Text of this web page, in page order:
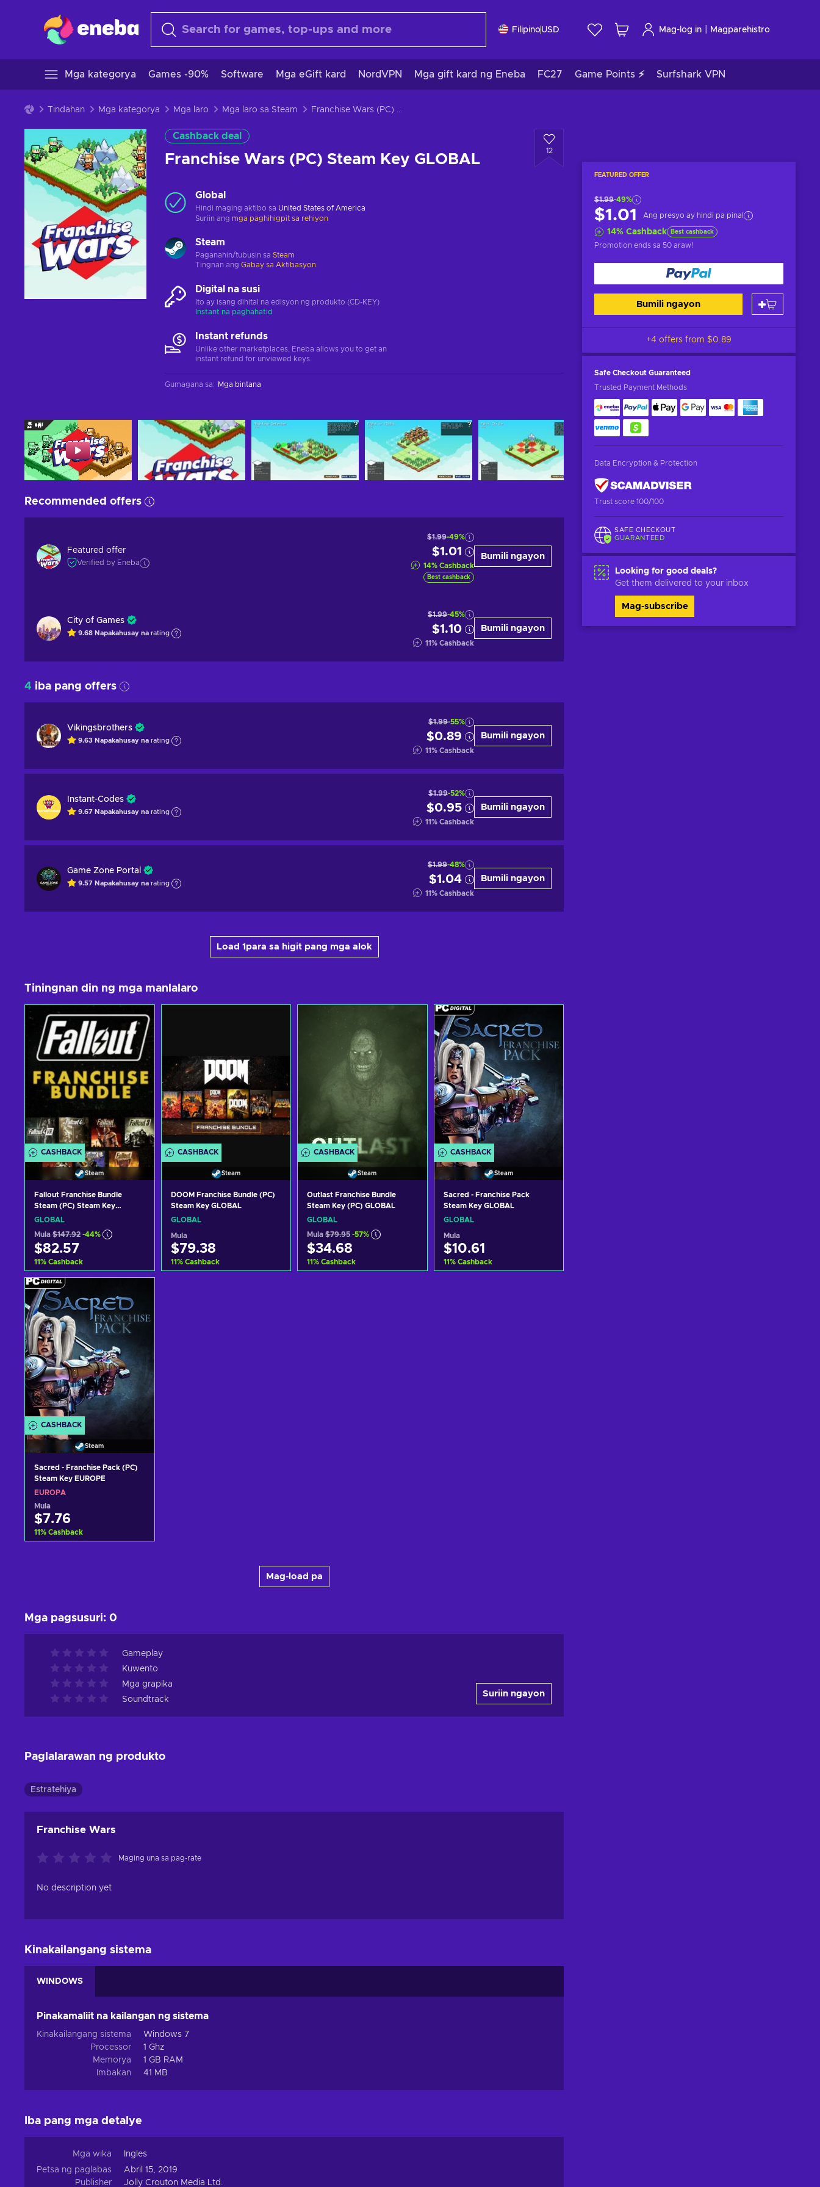
FilipinoUSD Mag-log in Magparehistro
Mga kategorya Games -90% Software Mga eGift kard NordVPN Mga gift kard ng Eneba FC27 Game Points ⚡ Surfshark VPN
Tindahan Mga kategorya Mga laro Mga laro sa Steam Franchise Wars (PC) Steam Key GLOBAL
Cashback deal
Franchise Wars (PC) Steam Key GLOBAL
12
FEATURED OFFER
$1.99-49%
$1.01 Ang presyo ay hindi pa pinal
14% Cashback Best cashback
Promotion ends sa 50 araw!
Bumili ngayon
+4 offers from $0.89
Safe Checkout Guaranteed
Trusted Payment Methods
Data Encryption & Protection
Trust score 100/100
SAFE CHECKOUT
GUARANTEED
Looking for good deals?
Get them delivered to your inbox
Mag-subscribe
Global
Hindi maging aktibo sa United States of America
Suriin ang mga paghihigpit sa rehiyon
Steam
Paganahin/tubusin sa Steam
Tingnan ang Gabay sa Aktibasyon
Digital na susi
Ito ay isang dihital na edisyon ng produkto (CD-KEY)
Instant na paghahatid
Instant refunds
Unlike other marketplaces, Eneba allows you to get an
instant refund for unviewed keys.
Gumagana sa: Mga bintana
Recommended offers
Featured offer
Verified by Eneba
$1.99-49%
$1.01
14% Cashback
Best cashback
Bumili ngayon
City of Games
9.68 Napakahusay na rating
$1.99-45%
$1.10
11% Cashback
Bumili ngayon
4 iba pang offers
Vikingsbrothers
9.63 Napakahusay na rating
$1.99-55%
$0.89
11% Cashback
Bumili ngayon
Instant-Codes
9.67 Napakahusay na rating
$1.99-52%
$0.95
11% Cashback
Bumili ngayon
Game Zone Portal
9.57 Napakahusay na rating
$1.99-48%
$1.04
11% Cashback
Bumili ngayon
Load 1para sa higit pang mga alok
Tiningnan din ng mga manlalaro
CASHBACK
Steam
Fallout Franchise Bundle
Steam (PC) Steam Key
GLOBAL
GLOBAL
Mula $147.92 -44%
$82.57
11% Cashback
Idagdag sa kart
View offers
CASHBACK
Steam
DOOM Franchise Bundle (PC)
Steam Key GLOBAL
GLOBAL
Mula
$79.38
11% Cashback
CASHBACK
Steam
Outlast Franchise Bundle
Steam Key (PC) GLOBAL
GLOBAL
Mula $79.95 -57%
$34.68
11% Cashback
CASHBACK
Steam
Sacred - Franchise Pack
Steam Key GLOBAL
GLOBAL
Mula
$10.61
11% Cashback
CASHBACK
Steam
Sacred - Franchise Pack (PC)
Steam Key EUROPE
EUROPA
Mula
$7.76
11% Cashback
Mag-load pa
Mga pagsusuri: 0
Gameplay
Kuwento
Mga grapika
Soundtrack
Suriin ngayon
Paglalarawan ng produkto
Estratehiya
Franchise Wars
Maging una sa pag-rate
No description yet
Kinakailangang sistema
WINDOWS
Pinakamaliit na kailangan ng sistema
Kinakailangang sistema
Windows 7
Processor
1 Ghz
Memorya
1 GB RAM
Imbakan
41 MB
Iba pang mga detalye
Mga wika
Ingles
Petsa ng paglabas
Abril 15, 2019
Publisher
Jolly Crouton Media Ltd.